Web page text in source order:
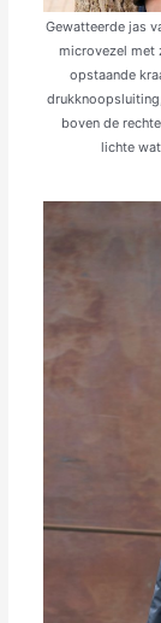
Gewatteerde jas
microvezel met
opstaande
boven de
lichte